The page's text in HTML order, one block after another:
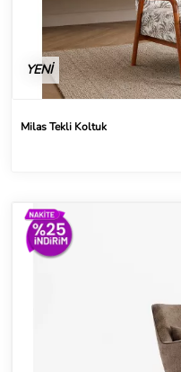
YENİ
Milas Tekli Koltuk